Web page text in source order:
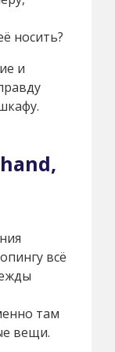
носить?
и
всё
там
вещи.